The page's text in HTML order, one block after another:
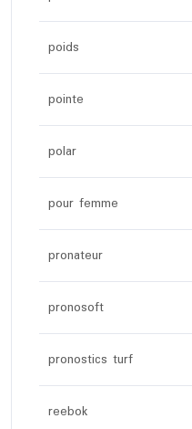
poids
pointe
polar
pour femme
pronateur
pronosoft
pronostics turf
reebok